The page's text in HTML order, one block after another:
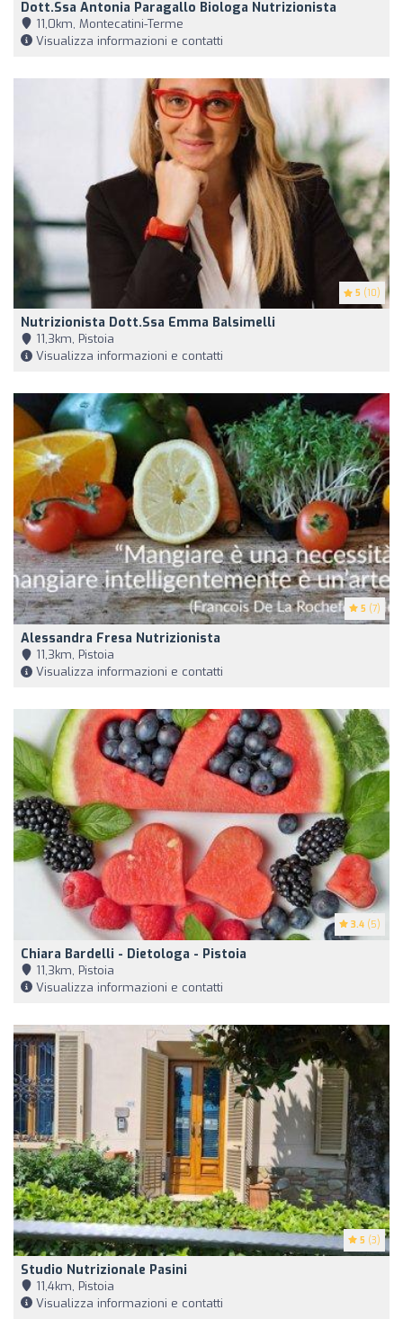
Dott.ssa Antonia Paragallo Biologa Nutrizionista
11,0km, Montecatini-Terme
Visualizza informazioni e contatti
5 (10)
Nutrizionista Dott.ssa Emma Balsimelli
11,3km, Pistoia
Visualizza informazioni e contatti
5 (7)
Alessandra Fresa Nutrizionista
11,3km, Pistoia
Visualizza informazioni e contatti
3.4 (5)
Chiara Bardelli - Dietologa - Pistoia
11,3km, Pistoia
Visualizza informazioni e contatti
5 (3)
Studio Nutrizionale Pasini
11,4km, Pistoia
Visualizza informazioni e contatti